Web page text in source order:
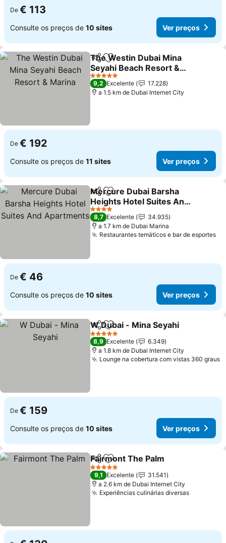
De € 113
Consulte os preços de 10 sites Ver preços
PartilharAdicionar aos favoritos
The Westin Dubai Mina
Seyahi Beach Resort &
Marina
Ver preços
5 Estrelas
9,2 Excelente
17.228
a 1.5 km de Dubai Internet City
De € 192
Consulte os preços de 11 sites Ver preços
PartilharAdicionar aos favoritos
Mercure Dubai Barsha
Heights Hotel Suites And
Apartments
Ver preços
4 Estrelas
8,7 Excelente
34.935
a 1.7 km de Dubai Marina
Restaurantes temáticos e bar de esportes
De € 46
Consulte os preços de 10 sites Ver preços
PartilharAdicionar aos favoritos
W Dubai - Mina Seyahi
5 Estrelas
8,9 Excelente
6.349
a 1.8 km de Dubai Internet City
Lounge na cobertura com vistas 360 graus
De € 159
Consulte os preços de 10 sites Ver preços
PartilharAdicionar aos favoritos
Fairmont The Palm
5 Estrelas
9,1 Excelente
31.541
a 2.6 km de Dubai Internet City
Experiências culinárias diversasVer